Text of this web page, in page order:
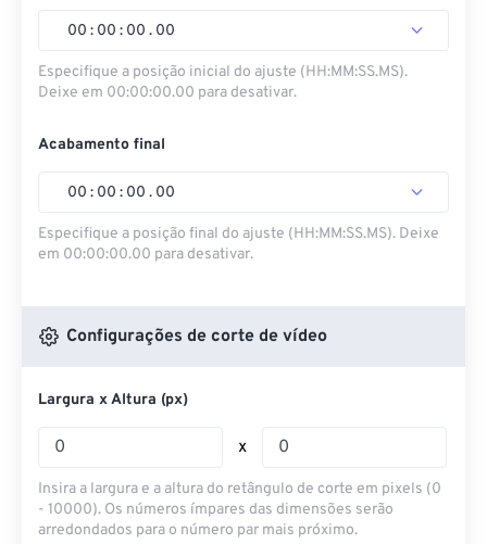
00 : 00 : 00 . 00
Especifique a posição inicial do ajuste (HH:MM:SS.MS).
Deixe em 00:00:00.00 para desativar.
Acabamento final
00 : 00 : 00 . 00
Especifique a posição final do ajuste (HH:MM:SS.MS). Deixe
em 00:00:00.00 para desativar.
Configurações de corte de vídeo
Largura x Altura (px)
x
Insira a largura e a altura do retângulo de corte em pixels (0
- 10000). Os números ímpares das dimensões serão
arredondados para o número par mais próximo.